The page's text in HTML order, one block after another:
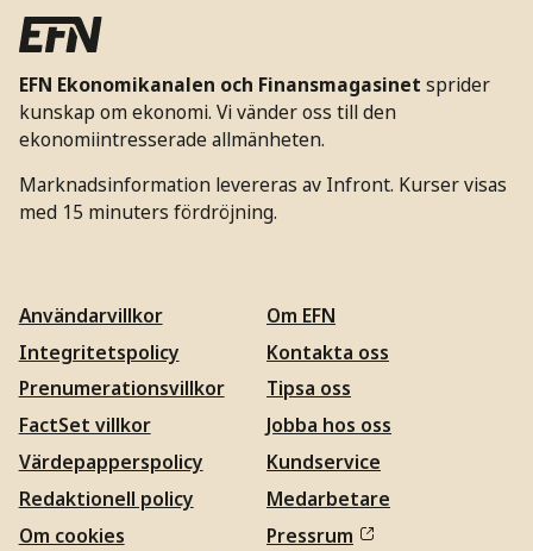
EFN Ekonomikanalen och Finansmagasinet sprider
kunskap om ekonomi. Vi vänder oss till den
ekonomiintresserade allmänheten.
Marknadsinformation levereras av Infront. Kurser visas
med 15 minuters fördröjning.
Användarvillkor
Integritetspolicy
Prenumerationsvillkor
FactSet villkor
Värdepapperspolicy
Redaktionell policy
Om cookies
Om EFN
Kontakta oss
Tipsa oss
Jobba hos oss
Kundservice
Medarbetare
Pressrum